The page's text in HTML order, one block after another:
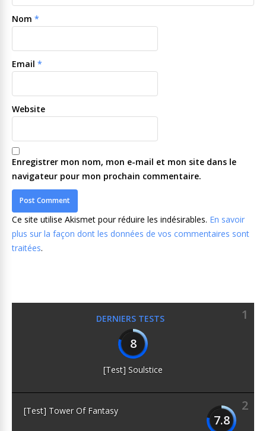
Nom *
Email *
Website
Enregistrer mon nom, mon e-mail et mon site dans le
navigateur pour mon prochain commentaire.
Ce site utilise Akismet pour réduire les indésirables. En savoir
plus sur la façon dont les données de vos commentaires sont
traitées.
DERNIERS TESTS
1
8
[Test] Soulstice
2
7.8
[Test] Tower Of Fantasy